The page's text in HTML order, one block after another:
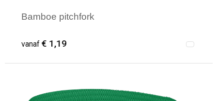
Bamboe pitchfork
vanaf € 1,19
Minimale afname: 50